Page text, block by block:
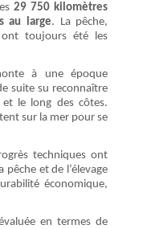
29 750 kilomètres
au large. La pêche,
ont toujours été les
à une époque
suite su reconnaître
le long des côtes.
sur la mer pour se
techniques ont
et de l’élevage
économique,
en termes de